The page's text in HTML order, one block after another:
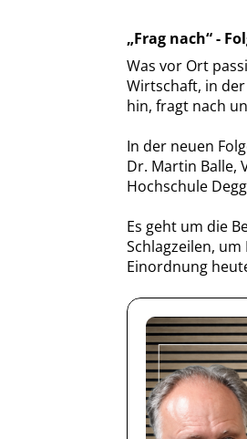
Frag nach“ -
Was vor Ort
Wirtschaft, in
hin, fragt nach
In der neuen
Dr. Martin Balle,
Hochschule
Es geht um die
Schlagzeilen,
Einordnung